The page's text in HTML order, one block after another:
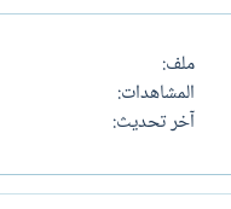
ملف
المشاهدات
آخر تحديث